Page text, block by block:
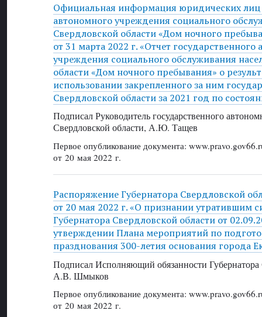
Официальная информация юридических лиц
автономного учреждения социального
Свердловской области «Дом ночного
от 31 марта 2022 г. «Отчет государственного
учреждения социального обслуживания
области «Дом ночного пребывания» о
использовании закрепленного за ним
Свердловской области за 2021 год по
Подписал Руководитель государственного
Свердловской области, А.Ю. Тащев
Первое опубликование документа:
от 20 мая 2022 г.
Распоряжение Губернатора Свердловской
от 20 мая 2022 г. «О признании утратившим
Губернатора Свердловской области от
утверждении Плана мероприятий по
празднования 300-летия основания города
Подписал Исполняющий обязанности Губернатора
А.В. Шмыков
Первое опубликование документа:
от 20 мая 2022 г.